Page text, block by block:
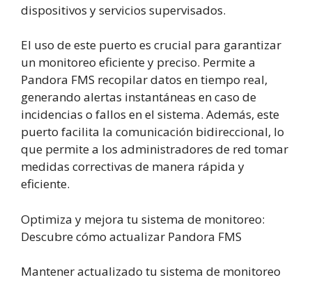
dispositivos y servicios supervisados.
El uso de este puerto es crucial para garantizar
un monitoreo eficiente y preciso. Permite a
Pandora FMS recopilar datos en tiempo real,
generando alertas instantáneas en caso de
incidencias o fallos en el sistema. Además, este
puerto facilita la comunicación bidireccional, lo
que permite a los administradores de red tomar
medidas correctivas de manera rápida y
eficiente.
Optimiza y mejora tu sistema de monitoreo:
Descubre cómo actualizar Pandora FMS
Mantener actualizado tu sistema de monitoreo